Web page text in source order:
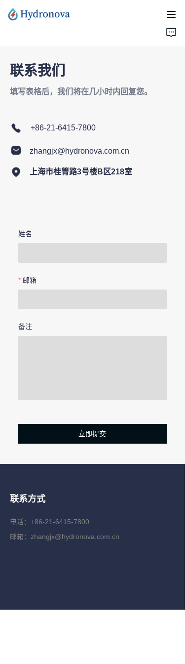
填写表格后，我们将在几小时内回复您。
联系我们
+86-21-6415-7800
zhangjx@hydronova.com.cn
上海市桂箐路3号楼B区218室
姓名
邮箱
备注
立即提交
联系方式
电话：+86-21-6415-7800
邮箱：zhangjx@hydronova.com.cn
产品介绍
关于我们